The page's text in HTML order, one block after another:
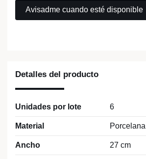
Detalles del producto
Unidades por lote 6
Material Porcelana
Ancho 27 cm